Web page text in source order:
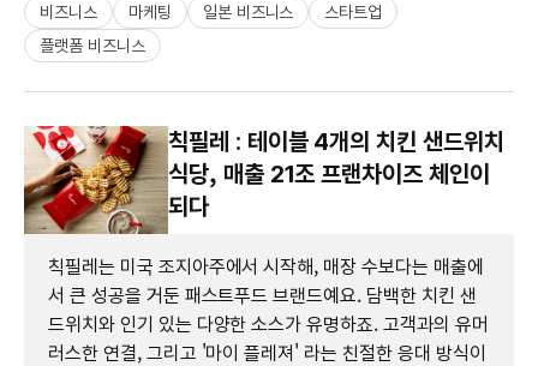
비즈니스 마케팅 일본 비즈니스
스타트업
플랫폼 비즈니스
칙필레 : 테이블 4개의 치킨 샌드위치
식당, 매출 21조 프랜차이즈 체인이
되다
칙필레는 미국 조지아주에서 시작해, 매장 수보다는 매출에
서 큰 성공을 거둔 패스트푸드 브랜드예요. 담백한 치킨 샌
드위치와 인기 있는 다양한 소스가 유명하죠. 고객과의 유머
러스한 연결, 그리고 '마이 플레져' 라는 친절한 응대 방식이